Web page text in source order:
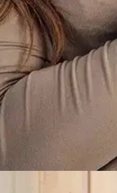
Rannekkeen leveys: 26 mm
kelloihin yhteensopivat Havun
eikä erillisiä
kovinta rasitusta kokevat osat
tekevät
mukana saat kaksi lisäpalaa
vain huolellisesti valittuja
on testattu pitkään ja
Garmin QuickFit (26 mm) -